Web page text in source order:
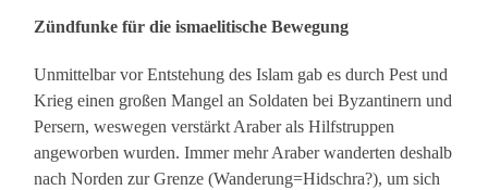
Zündfunke für die ismaelitische Bewegung
Unmittelbar vor Entstehung des Islam gab es durch Pest und
Krieg einen großen Mangel an Soldaten bei Byzantinern und
Persern, weswegen verstärkt Araber als Hilfstruppen
angeworben wurden. Immer mehr Araber wanderten deshalb
nach Norden zur Grenze (Wanderung=Hidschra?), um sich